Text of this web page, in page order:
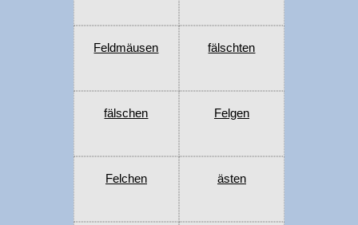
Feldmäusen fälschten
fälschen Felgen
Felchen ästen